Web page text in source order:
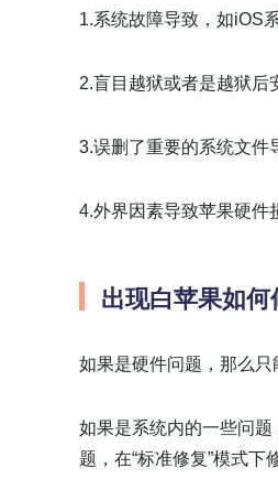
1.系统故障导致，如iOS
2.盲目越狱或者是越狱后
3.误删了重要的系统文件
4.外界因素导致苹果硬件
出现白苹果如何
如果是硬件问题，那么只
如果是系统内的一些问题
题，在“标准修复”模式下